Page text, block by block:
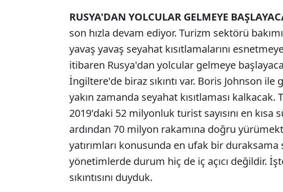
RUSYA'DAN YOLCULAR GELMEYE
son hızla devam ediyor. Turizm sektörü
yavaş yavaş seyahat kısıtlamalarını
itibaren Rusya'dan yolcular gelmeye
İngiltere'de biraz sıkıntı var. Boris Johnson
yakın zamanda seyahat kısıtlaması kalkacak.
2019'daki 52 milyonluk turist sayısını en kısa
ardından 70 milyon rakamına doğru
yatırımları konusunda en ufak bir
yönetimlerde durum hiç de iç açıcı değildir.
sıkıntısını duyduk.